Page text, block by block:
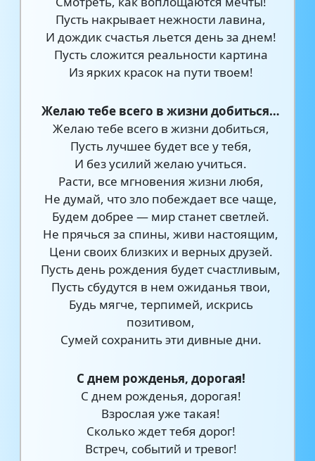
Пусть накрывает нежности лавина,
И дождик счастья льется день за днем!
Пусть сложится реальности картина
Из ярких красок на пути твоем!
Желаю тебе всего в жизни добиться…
Желаю тебе всего в жизни добиться,
Пусть лучшее будет все у тебя,
И без усилий желаю учиться.
Расти, все мгновения жизни любя,
Не думай, что зло побеждает все чаще,
Будем добрее — мир станет светлей.
Не прячься за спины, живи настоящим,
Цени своих близких и верных друзей.
Пусть день рождения будет счастливым,
Пусть сбудутся в нем ожиданья твои,
Будь мягче, терпимей, искрись
позитивом,
Сумей сохранить эти дивные дни.
С днем рожденья, дорогая!
С днем рожденья, дорогая!
Взрослая уже такая!
Сколько ждет тебя дорог!
Встреч, событий и тревог!